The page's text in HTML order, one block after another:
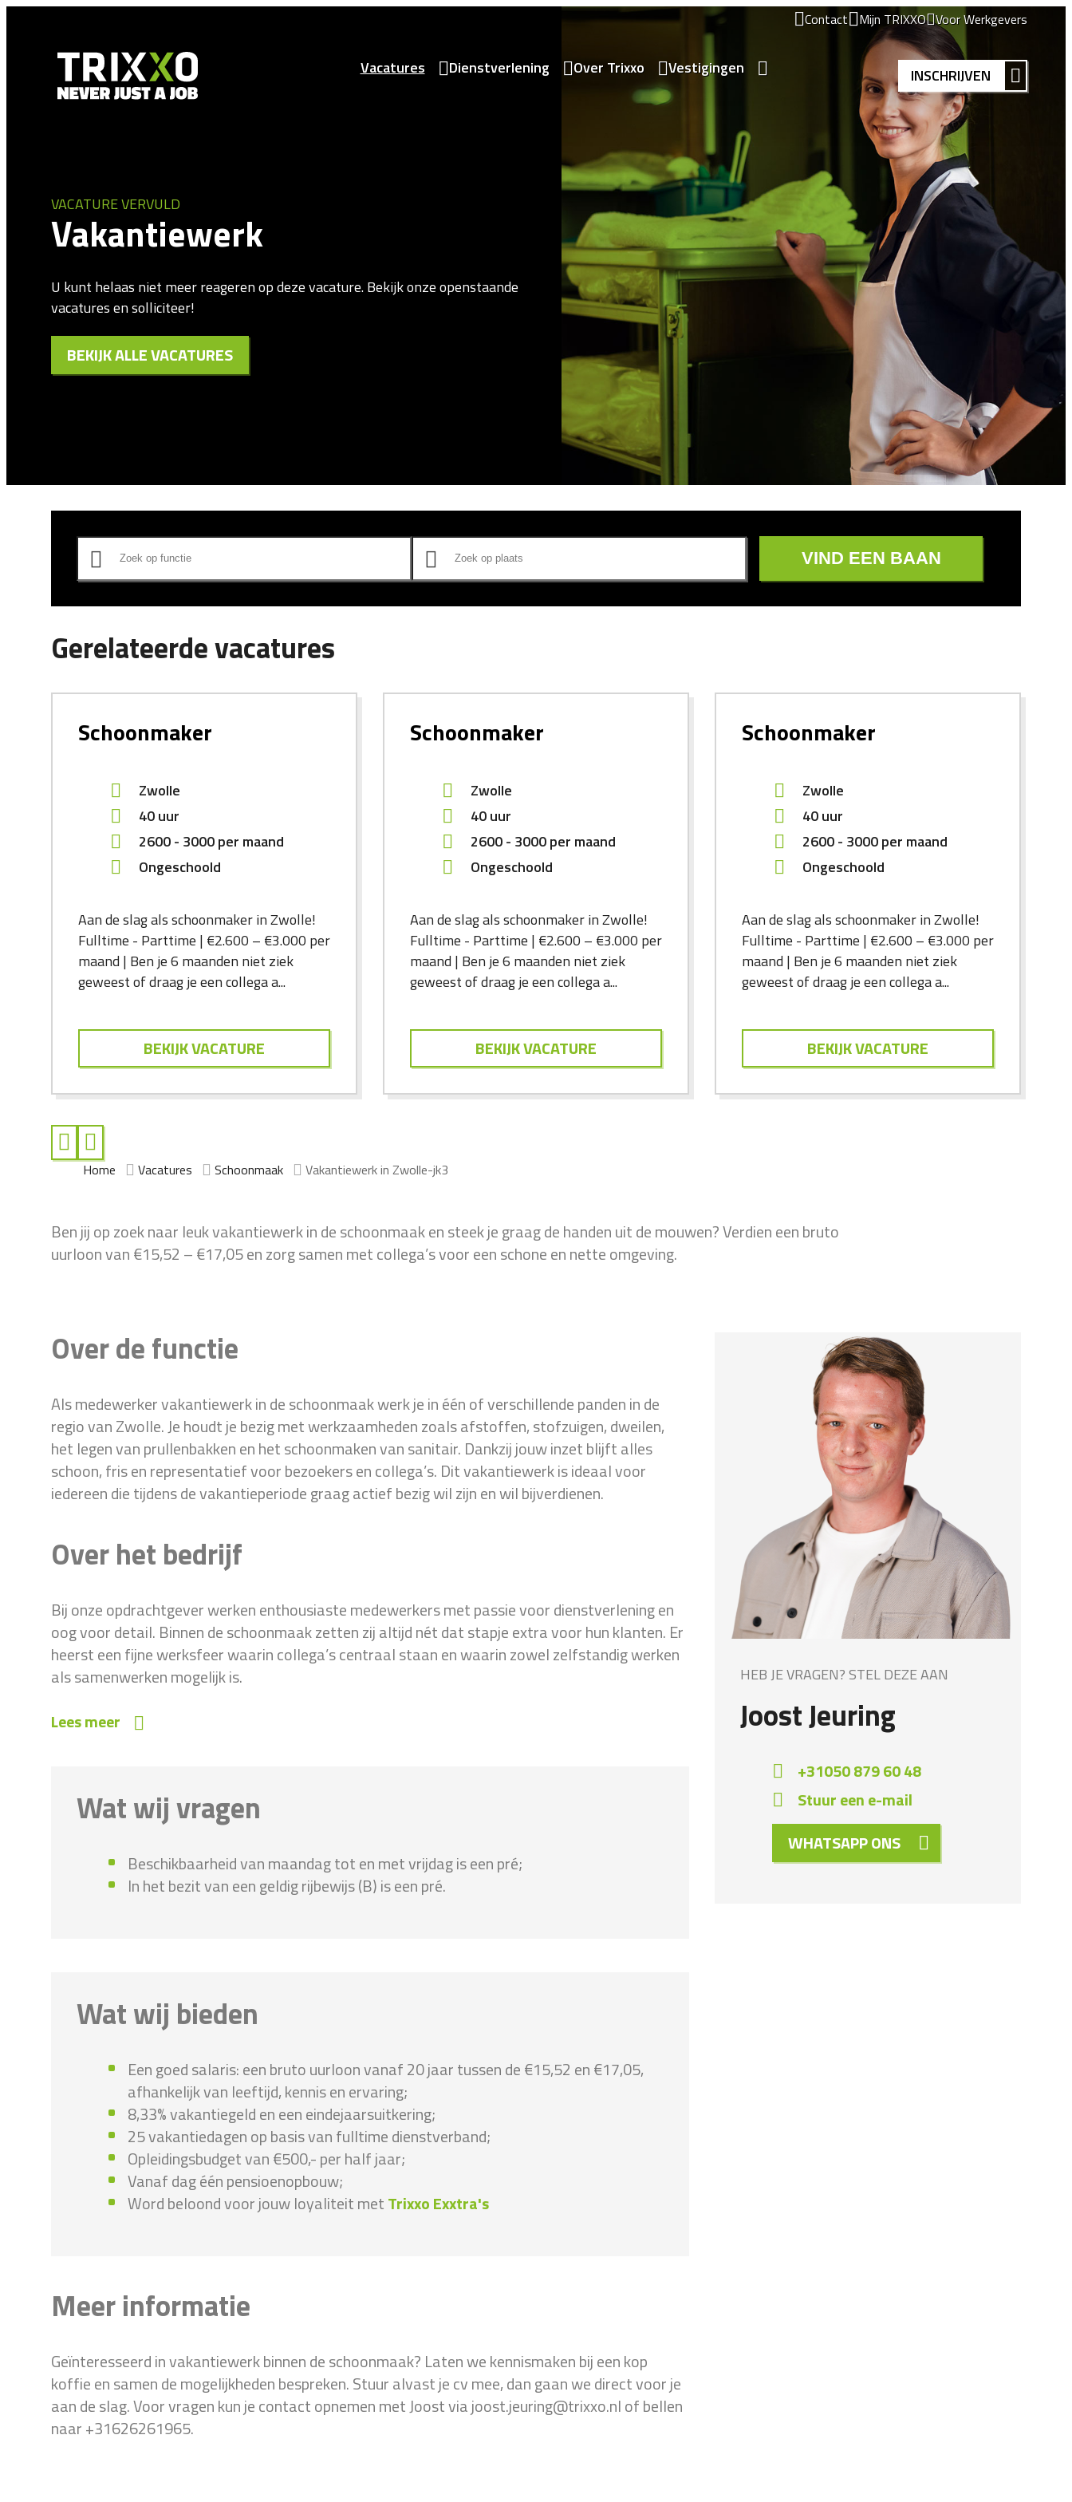
Contact Mijn TRIXXO Voor Werkgevers
Vacatures Dienstverlening Over Trixxo Vestigingen INSCHRIJVEN
VACATURE VERVULD
Vakantiewerk
U kunt helaas niet meer reageren op deze vacature. Bekijk onze openstaande
vacatures en solliciteer!
BEKIJK ALLE VACATURES
VIND EEN BAAN
Gerelateerde vacatures
Schoonmaker
Zwolle
40 uur
2600- 3000per maand
Ongeschoold
Aan de slag als schoonmaker in Zwolle!
Fulltime - Parttime | €2.600 – €3.000 per
maand | Ben je 6 maanden niet ziek
geweest of draag je een collega a...
BEKIJK VACATURE
Schoonmaker
Zwolle
40 uur
2600- 3000per maand
Ongeschoold
Aan de slag als schoonmaker in Zwolle!
Fulltime - Parttime | €2.600 – €3.000 per
maand | Ben je 6 maanden niet ziek
geweest of draag je een collega a...
BEKIJK VACATURE
Schoonmaker
Zwolle
40 uur
2600- 3000per maand
Ongeschoold
Aan de slag als schoonmaker in Zwolle!
Fulltime - Parttime | €2.600 – €3.000 per
maand | Ben je 6 maanden niet ziek
geweest of draag je een collega a...
BEKIJK VACATURE
Home Vacatures Schoonmaak Vakantiewerk in Zwolle-jk3
Ben jij op zoek naar leuk vakantiewerk in de schoonmaak en steek je graag de handen uit de mouwen? Verdien een bruto
uurloon van €15,52 – €17,05 en zorg samen met collega’s voor een schone en nette omgeving.
Over de functie
Als medewerker vakantiewerk in de schoonmaak werk je in één of verschillende panden in de
regio van Zwolle. Je houdt je bezig met werkzaamheden zoals afstoffen, stofzuigen, dweilen,
het legen van prullenbakken en het schoonmaken van sanitair. Dankzij jouw inzet blijft alles
schoon, fris en representatief voor bezoekers en collega’s. Dit vakantiewerk is ideaal voor
iedereen die tijdens de vakantieperiode graag actief bezig wil zijn en wil bijverdienen.
Over het bedrijf
Bij onze opdrachtgever werken enthousiaste medewerkers met passie voor dienstverlening en
oog voor detail. Binnen de schoonmaak zetten zij altijd nét dat stapje extra voor hun klanten. Er
heerst een fijne werksfeer waarin collega’s centraal staan en waarin zowel zelfstandig werken
als samenwerken mogelijk is.
Lees meer
Wat wij vragen
Beschikbaarheid van maandag tot en met vrijdag is een pré;
In het bezit van een geldig rijbewijs (B) is een pré.
Wat wij bieden
Een goed salaris: een bruto uurloon vanaf 20 jaar tussen de €15,52 en €17,05,
afhankelijk van leeftijd, kennis en ervaring;
8,33% vakantiegeld en een eindejaarsuitkering;
25 vakantiedagen op basis van fulltime dienstverband;
Opleidingsbudget van €500,- per half jaar;
Vanaf dag één pensioenopbouw;
Word beloond voor jouw loyaliteit metTrixxo Exxtra's
Meer informatie
Geïnteresseerd in vakantiewerk binnen de schoonmaak? Laten we kennismaken bij een kop
koffie en samen de mogelijkheden bespreken. Stuur alvast je cv mee, dan gaan we direct voor je
aan de slag. Voor vragen kun je contact opnemen met Joost via joost.jeuring@trixxo.nl of bellen
naar +31626261965.
HEB JE VRAGEN? STEL DEZE AAN
Joost Jeuring
+31050 879 60 48
Stuur een e-mail
WHATSAPP ONS